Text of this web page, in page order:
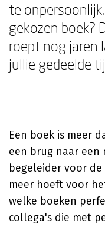
te
gekozen boek?
roept nog jaren
jullie gedeelde
Een boek is meer
een brug naar een
begeleider voor
meer hoeft voor
welke boeken
collega's die met